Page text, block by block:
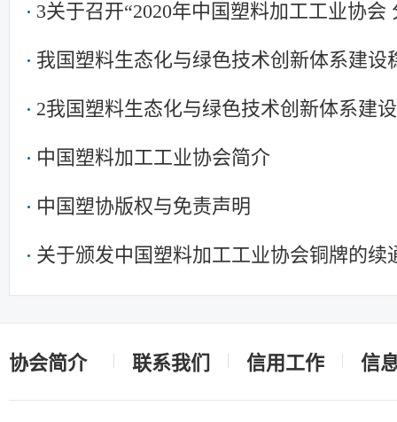
3关于召开“2020年中国塑料加工工业协
我国塑料生态化与绿色技术创新体系建设
2我国塑料生态化与绿色技术创新体系建
中国塑料加工工业协会简介
中国塑协版权与免责声明
关于颁发中国塑料加工工业协会铜牌的续
协会简介 联系我们 信用工作 信